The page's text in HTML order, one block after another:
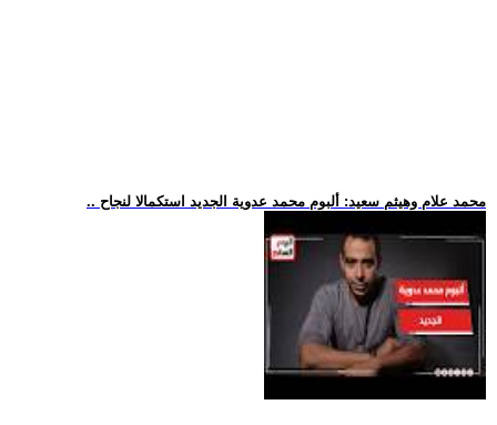
.. محمد علام وهيثم سعيد: ألبوم محمد عدوية الجديد استكمالا لنجاح